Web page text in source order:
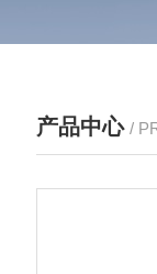
产品中心 /